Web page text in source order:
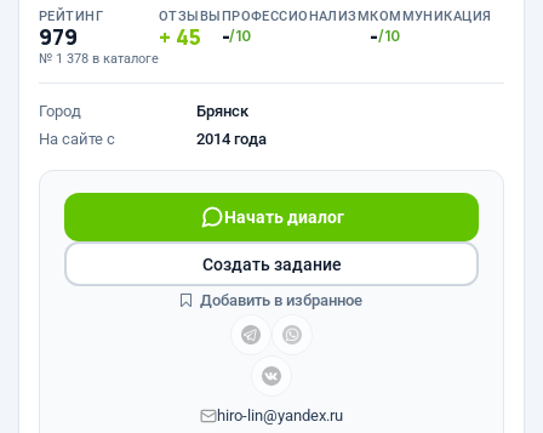
РЕЙТИНГ
979
№ 1 378 в каталоге
ОТЗЫВЫ
45
ПРОФЕССИОНАЛИЗМ
-/10
КОММУНИКАЦИЯ
-/10
Город
Брянск
На сайте с
2014 года
Начать диалог
hiro-lin@yandex.ru
Создать задание
Добавить в избранное